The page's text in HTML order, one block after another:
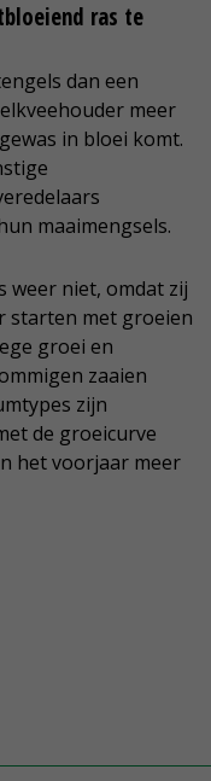
ras te
dan een
meer
in bloei komt.
maaimengsels.
weer niet, omdat zij
starten met groeien
groei en
zaaien
zijn
de groeicurve
het voorjaar meer